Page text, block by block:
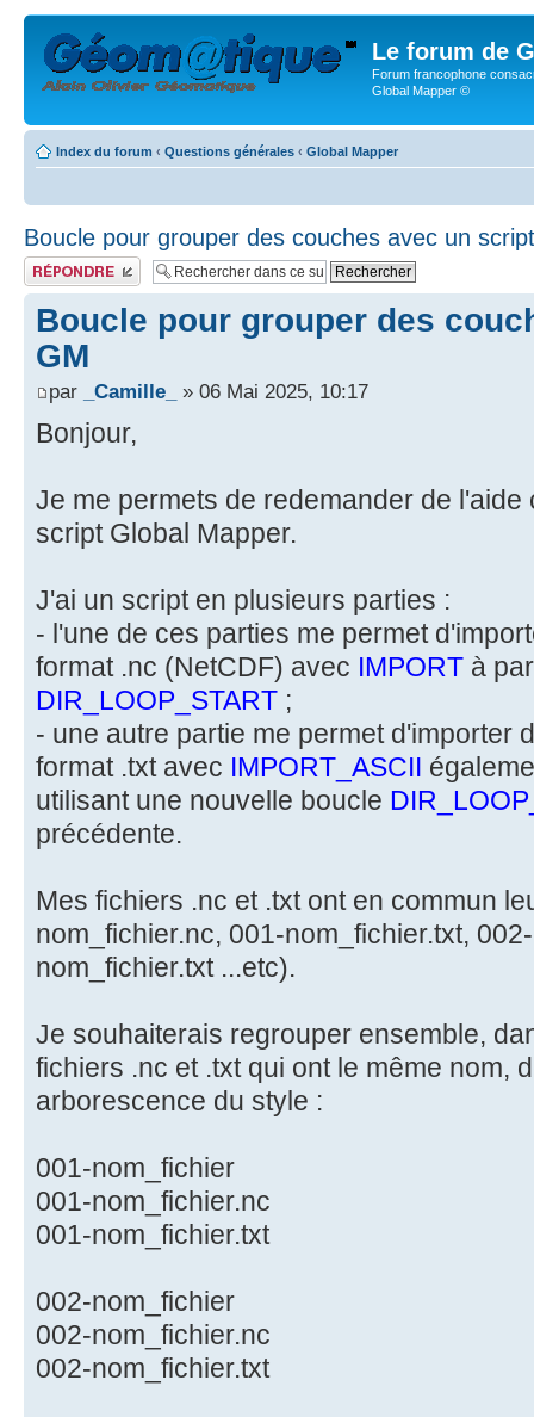
Le forum de
Forum francophone
Global Mapper ©
Index du forum ‹ Questions générales ‹ Global Mapper
Boucle pour grouper des couches avec un
Publier une réponse
Boucle pour grouper des
GM
par _Camille_ » 06 Mai 2025, 10:17
Bonjour,
Je me permets de redemander de
script Global Mapper.
J'ai un script en plusieurs parties :
- l'une de ces parties me permet
format .nc (NetCDF) avec IMPORT à
DIR_LOOP_START ;
- une autre partie me permet d'importer
format .txt avec IMPORT_ASCII
utilisant une nouvelle boucle
précédente.
Mes fichiers .nc et .txt ont en commun
nom_fichier.nc, 001-nom_fichier.txt,
nom_fichier.txt ...etc).
Je souhaiterais regrouper ensemble,
fichiers .nc et .txt qui ont le même nom,
arborescence du style :
001-nom_fichier
001-nom_fichier.nc
001-nom_fichier.txt
002-nom_fichier
002-nom_fichier.nc
002-nom_fichier.txt